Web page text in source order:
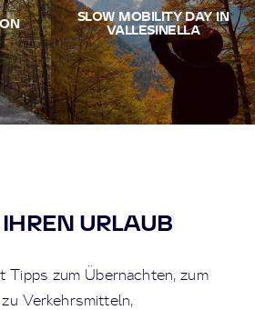
SLOW MOBILITY DAY IN
VALLESINELLA
URLAUB
Tipps zum Übernachten, zum
Verkehrsmitteln,